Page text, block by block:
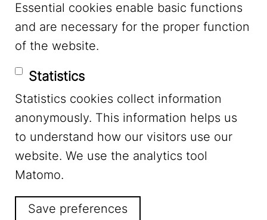
Mastodon
Footer Menu Legal Notice
Privacy
Essential cookies enable basic functions
and are necessary for the proper function
of the website.
Statistics
Statistics cookies collect information
anonymously. This information helps us
to understand how our visitors use our
website. We use the analytics tool
Matomo.
Save preferences